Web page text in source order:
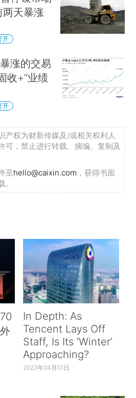
天暴涨
开
涨的交易
收+”业绩
开
产权为财新传媒及/或相关权利人
可，禁止进行转载、摘编、复制及
至hello@caixin.com ，获得书面
In Depth: As
Tencent Lays Off
Staff, Is Its ‘Winter’
Approaching?
2022年04月01日